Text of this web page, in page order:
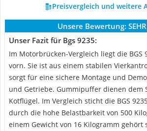
Preisvergleich und weitere
Unsere Bewertung:
Unser Fazit für Bgs 9235:
Im Motorbrücken-Vergleich liegt die BGS
vorn. Sie ist aus einem stabilen
sorgt für eine sichere Montage und
und Getriebe. Gummipuffer dienen dem
Kotflügel. Im Vergleich sticht die BGS
durch die hohe Belastbarkeit von 500
einem Gewicht von 16 Kilogramm gehört